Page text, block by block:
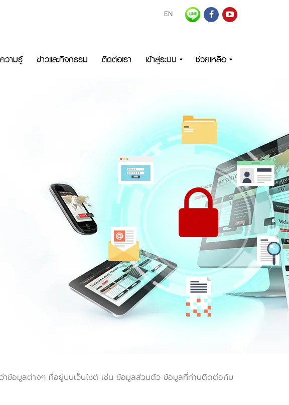
EN
วามรู้ ข่าวและกิจกรรม ติดต่อเรา เข้าสู่ระบบ ช่วยเหลือ
าข้อมูลต่างๆ ที่อยู่บนเว็บไซต์ เช่น ข้อมูลส่วนตัว ข้อมูลที่ท่านติดต่อกับ